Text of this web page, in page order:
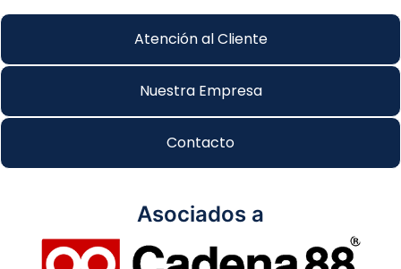
Atención al Cliente
Nuestra Empresa
Contacto
Asociados a